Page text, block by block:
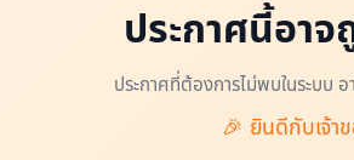
ประกาศนี้อา
ประกาศที่ต้องการไม่พบในระบบ
🎉 ยินดีกับเจ้า